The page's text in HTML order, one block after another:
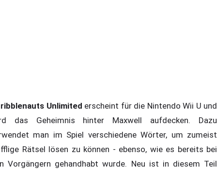
Unlimited erscheint für die Nintendo Wii U und
das Geheimnis hinter Maxwell aufdecken. Dazu
man im Spiel verschiedene Wörter, um zumeist
Rätsel lösen zu können - ebenso, wie es bereits bei
Vorgängern gehandhabt wurde. Neu ist in diesem Teil